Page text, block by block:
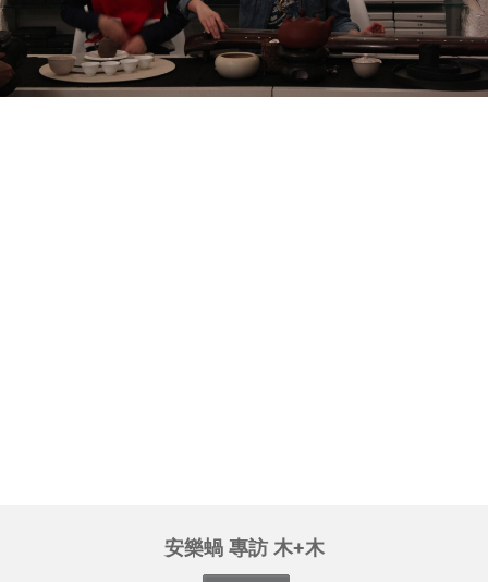
安樂蝸 專訪 木+木